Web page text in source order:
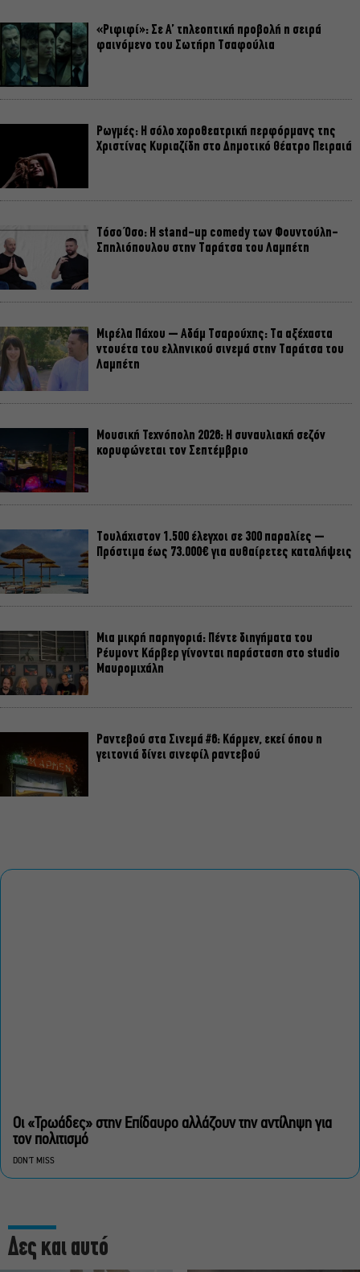
«Ριφιφί»: Σε Α’ τηλεοπτική προβολή η σειρά
φαινόμενο του Σωτήρη Τσαφούλια
Ρωγμές: Η σόλο χοροθεατρική περφόρμανς της
Χριστίνας Κυριαζίδη στο Δημοτικό Θέατρο Πειραιά
Τόσο Όσο: Η stand-up comedy των Φουντούλη-
Σπηλιόπουλου στην Ταράτσα του Λαμπέτη
Μιρέλα Πάχου – Αδάμ Τσαρούχης: Τα αξέχαστα
ντουέτα του ελληνικού σινεμά στην Ταράτσα του
Λαμπέτη
Μουσική Τεχνόπολη 2026: Η συναυλιακή σεζόν
κορυφώνεται τον Σεπτέμβριο
Τουλάχιστον 1.500 έλεγχοι σε 300 παραλίες –
Πρόστιμα έως 73.000€ για αυθαίρετες καταλήψεις
Μια μικρή παρηγοριά: Πέντε διηγήματα του
Ρέυμοντ Κάρβερ γίνονται παράσταση στο studio
Μαυρομιχάλη
Ραντεβού στα Σινεμά #6: Κάρμεν, εκεί όπου η
γειτονιά δίνει σινεφίλ ραντεβού
Οι «Τρωάδες» στην Επίδαυρο αλλάζουν την αντίληψη για
τον πολιτισμό
DON'T MISS
Δες και αυτό